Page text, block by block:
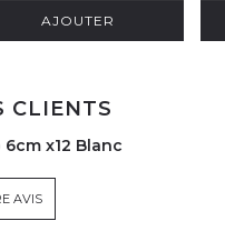
AJOUTER
CLIENTS
x12 Blanc
AVIS